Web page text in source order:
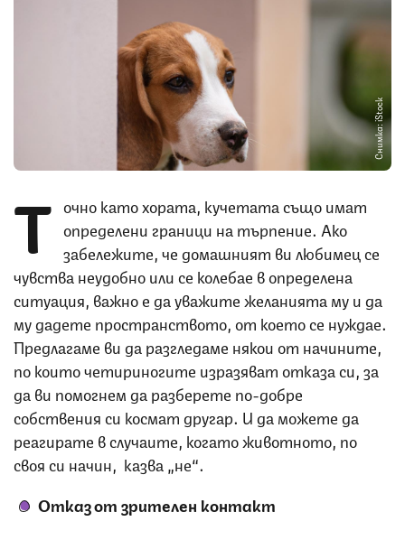
Снимка: iStock
Т очно като хората, кучетата също имат
определени граници на търпение. Ако
забележите, че домашният ви любимец се
чувства неудобно или се колебае в определена
ситуация, важно е да уважите желанията му и да
му дадете пространството, от което се нуждае.
Предлагаме ви да разгледаме някои от начините,
по които четириногите изразяват отказа си, за
да ви помогнем да разберете по-добре
собствения си космат другар. И да можете да
реагирате в случаите, когато животното, по
своя си начин, казва „не“.
Отказ от зрителен контакт